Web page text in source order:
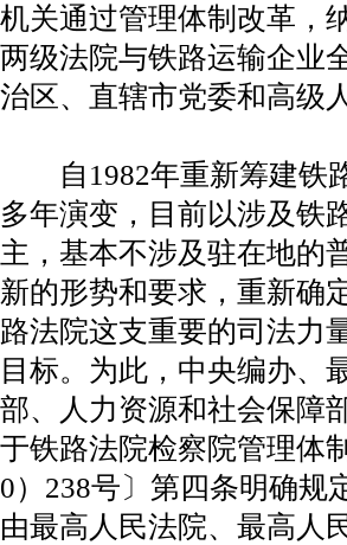
机关通过管理体制改革，
两级法院与铁路运输企业
治区、直辖市党委和高级
自1982年重新筹建铁
多年演变，目前以涉及铁
主，基本不涉及驻在地的
新的形势和要求，重新确
路法院这支重要的司法力
目标。为此，中央编办、
部、人力资源和社会保障
于铁路法院检察院管理体
0）238号〕第四条明确规
由最高人民法院、最高人